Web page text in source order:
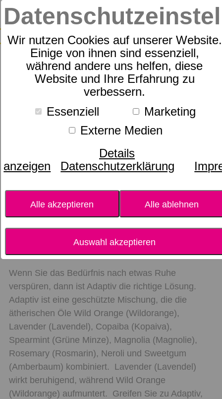
Wir nutzen Cookies auf unserer Website.
Einige von ihnen sind essenziell,
während andere uns helfen, diese
Website und Ihre Erfahrung zu
verbessern.
Essenziell
Marketing
Externe Medien
Details
anzeigen
Datenschutzerklärung
Alle akzeptieren Alle ablehnen
Auswahl akzeptieren
Adaptiv - die Beruhigende
Wenn Sie das Bedürfnis nach etwas Ruhe
verspüren, dann ist Adaptiv die richtige Lösung.
Adaptiv ist eine geschützte Mischung, die die
ätherischen Öle Wild Orange (Wildorange),
Lavender (Lavendel), Copaiba (Kopaiva),
Spearmint (Grüne Minze), Magnolia (Magnolie),
Rosemary (Rosmarin), Neroli und Sweetgum
(Amberbaum) kombiniert. Lavender (Lavendel)
wirkt beruhigend, während Wild Orange
(Wildorange) aufmuntert. Greifen Sie zu Adaptiv,